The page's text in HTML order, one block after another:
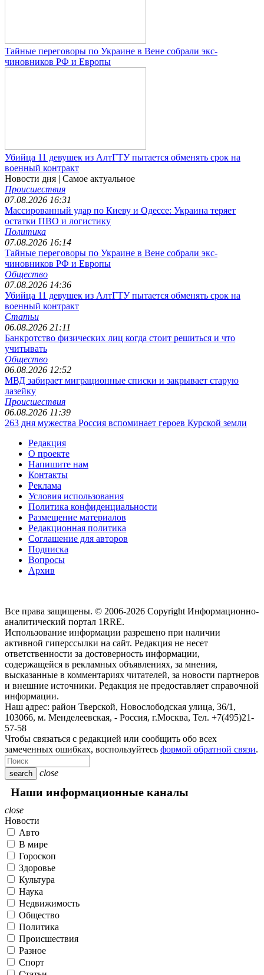
Тайные переговоры по Украине в Вене собрали экс-
чиновников РФ и Европы
Убийца 11 девушек из АлтГТУ пытается обменять срок на
военный контракт
Новости дня | Самое актуальное
Происшествия
07.08.2026 16:31
Массированный удар по Киеву и Одессе: Украина теряет
остатки ПВО и логистику
Политика
07.08.2026 16:14
Тайные переговоры по Украине в Вене собрали экс-
чиновников РФ и Европы
Общество
07.08.2026 14:36
Убийца 11 девушек из АлтГТУ пытается обменять срок на
военный контракт
Статьи
06.08.2026 21:11
Банкротство физических лиц когда стоит решиться и что
учитывать
Общество
06.08.2026 12:52
МВД забирает миграционные списки и закрывает старую
лазейку
Происшествия
06.08.2026 11:39
263 дня мужества Россия вспоминает героев Курской земли
Редакция
О проекте
Напишите нам
Контакты
Реклама
Условия использования
Политика конфиденциальности
Размещение материалов
Редакционная политика
Соглашение для авторов
Подписка
Вопросы
Архив
Все права защищены. © 2006-2026 Copyright Информационно-
аналитический портал 1RRE.
Использование информации разрешено при наличии
активной гиперссылки на сайт. Редакция не несет
ответственности за достоверность информации,
содержащейся в рекламных объявлениях, за мнения,
высказанные в комментариях читателей, за новости партнеров
и внешние источники. Редакция не предоставляет справочной
информации.
Наш адрес: район Тверской, Новослободская улица, 36/1 ,
103066, м. Менделеевская, - Россия, г.Москва, Тел. +7(495)21-
57-58
Чтобы связаться с редакцией или сообщить обо всех
замеченных ошибках, воспользуйтесь формой обратной связи.
search close
Наши информационные каналы
close
Новости
Авто
В мире
Гороскоп
Здоровье
Культура
Наука
Недвижимость
Общество
Политика
Происшествия
Разное
Спорт